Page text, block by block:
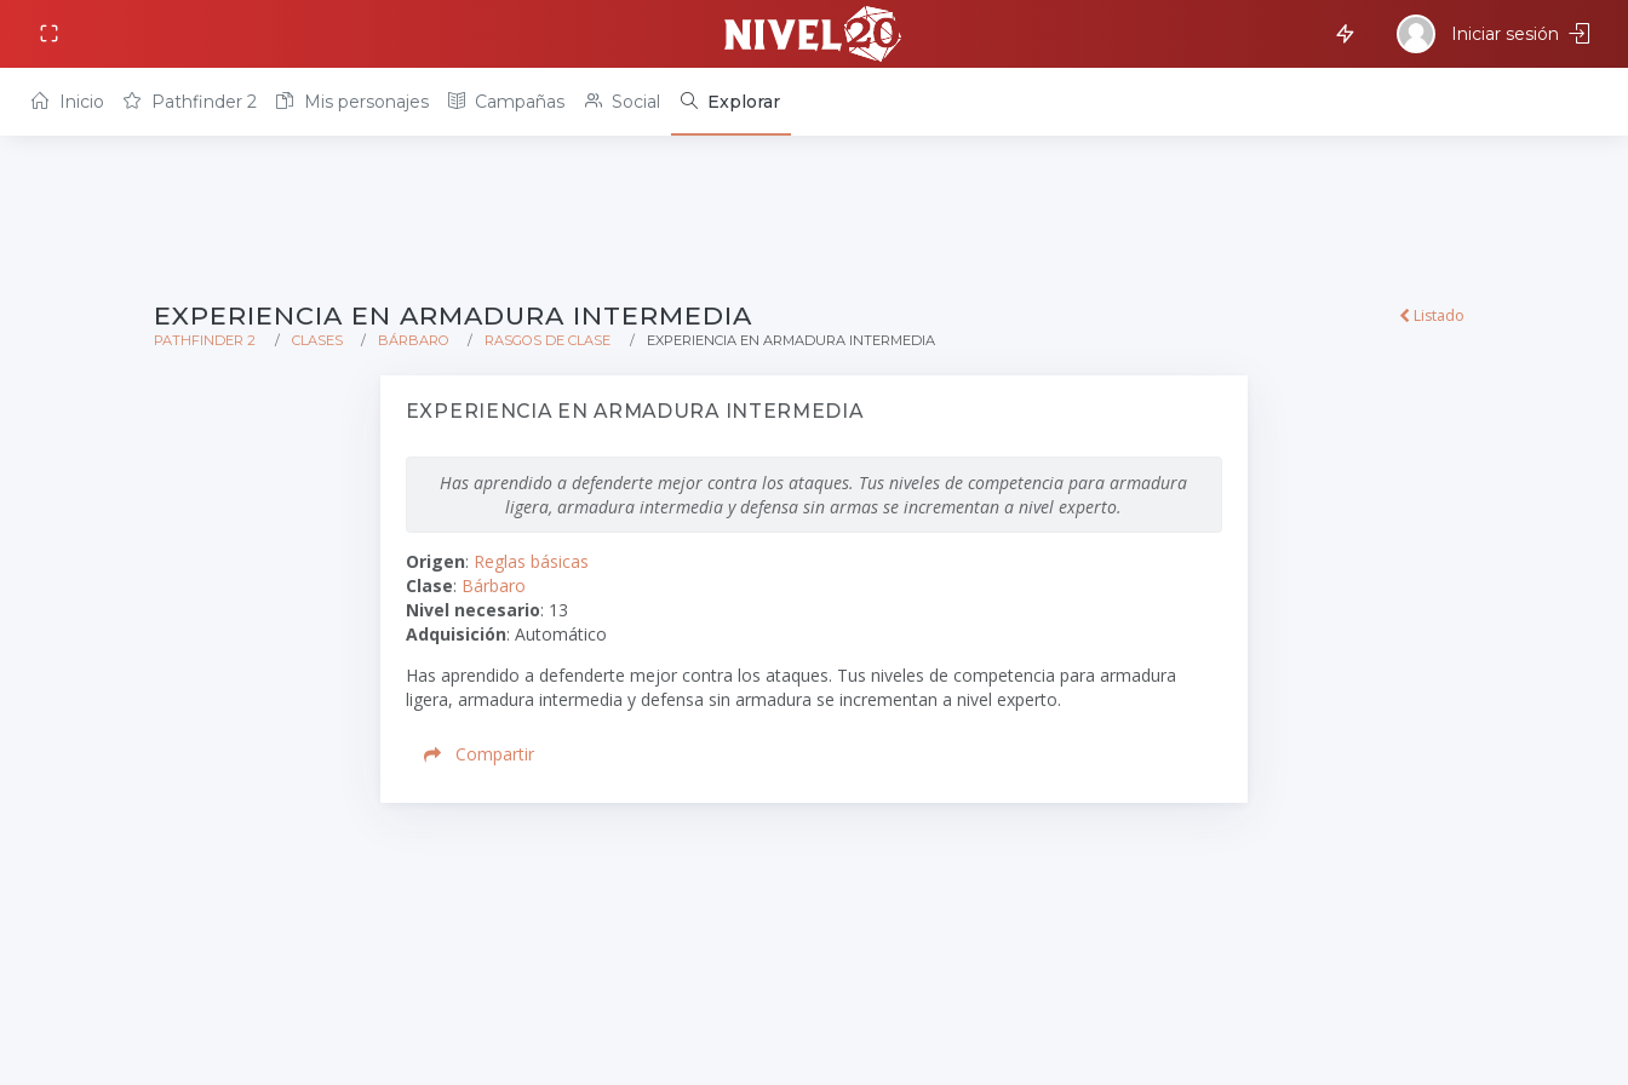
Iniciar sesión
Inicio Pathfinder 2 Mis personajes Campañas Social Explorar
EXPERIENCIA EN ARMADURA INTERMEDIA
PATHFINDER 2 CLASES BÁRBARO RASGOS DE CLASE EXPERIENCIA EN ARMADURA INTERMEDIA
Listado
EXPERIENCIA EN ARMADURA INTERMEDIA
Has aprendido a defenderte mejor contra los ataques. Tus niveles de competencia para armadura
ligera, armadura intermedia y defensa sin armas se incrementan a nivel experto.
Origen: Reglas básicas
Clase: Bárbaro
Nivel necesario: 13
Adquisición: Automático
Has aprendido a defenderte mejor contra los ataques. Tus niveles de competencia para armadura
ligera, armadura intermedia y defensa sin armadura se incrementan a nivel experto.
Compartir